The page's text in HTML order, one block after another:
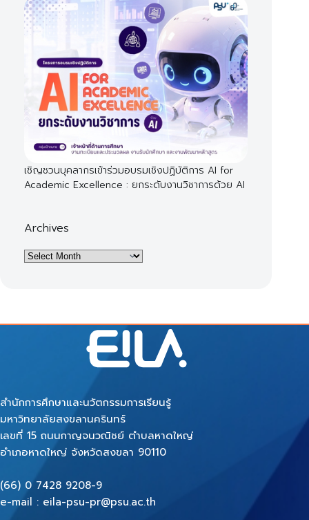
เชิญชวนบุคลากรเข้าร่วมอบรมเชิงปฏิบัติการ AI for
Academic Excellence : ยกระดับงานวิชาการด้วย AI
Archives
Archives
สำนักการศึกษาและนวัตกรรมการเรียนรู้
มหาวิทยาลัยสงขลานครินทร์
เลขที่ 15 ถนนกาญจนวณิชย์ ตำบลหาดใหญ่
อำเภอหาดใหญ่ จังหวัดสงขลา 90110
(66) 0 7428 9208-9
e-mail : eila-psu-pr@psu.ac.th